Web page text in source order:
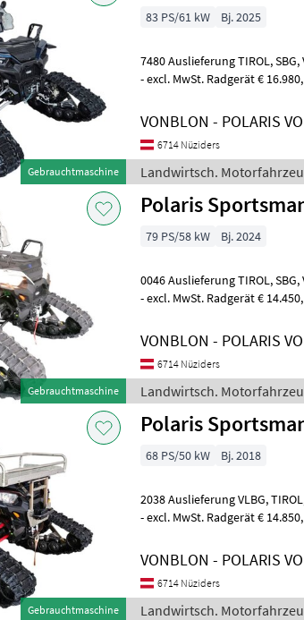
Gebrauchtmaschine
83 PS/61 kW Bj. 2025
7480 Auslieferung TIROL, SBG, VLBG, WR. NEUSTADT möglich € 13.980,
- excl. MwSt. Radgerät €
VONBLON - POLARIS
6714 Nüziders
Landwirtsch.
Gebrauchtmaschine
Polaris
79 PS/58 kW Bj. 2024
0046 Auslieferung TIROL, SBG, VLBG, WR. NEUSTADT möglich € 10.490,
- excl. MwSt. Radgerät €
VONBLON - POLARIS
6714 Nüziders
Landwirtsch.
Gebrauchtmaschine
Polaris
68 PS/50 kW Bj. 2018
2038 Auslieferung VLBG, TIROL, SBG, WR. NEUSTADT möglich € 11.950,
- excl. MwSt. Radgerät €
VONBLON - POLARIS
6714 Nüziders
Landwirtsch.